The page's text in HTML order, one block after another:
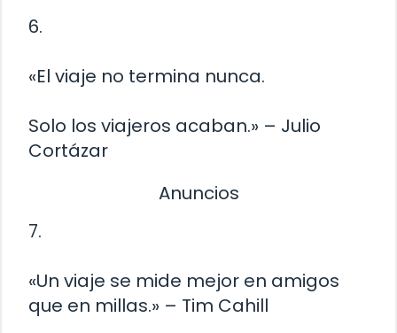
6.
«El viaje no termina nunca.
Solo los viajeros acaban.» – Julio
Cortázar
Anuncios
7.
«Un viaje se mide mejor en amigos
que en millas.» – Tim Cahill